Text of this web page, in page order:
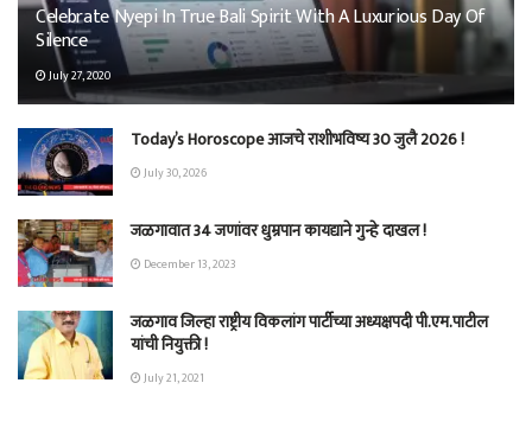
Celebrate Nyepi In True Bali Spirit With A Luxurious Day Of
Silence
July 27, 2020
Today’s Horoscope आजचे राशीभविष्य 30 जुलै 2026 !
July 30, 2026
जळगावात 34 जणांवर धुम्रपान कायद्याने गुन्हे दाखल !
December 13, 2023
जळगाव जिल्हा राष्ट्रीय विकलांग पार्टीच्या अध्यक्षपदी पी.एम.पाटील
यांची नियुक्ती !
July 21, 2021